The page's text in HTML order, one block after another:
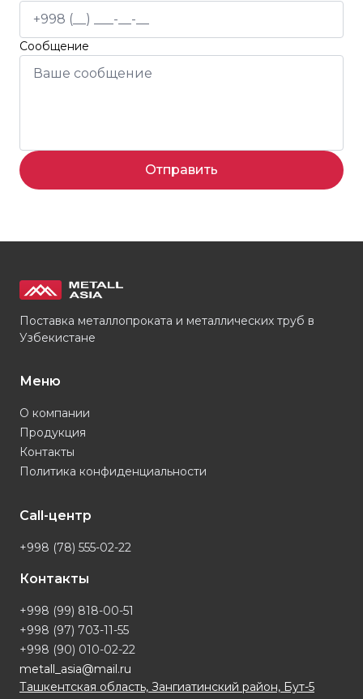
Сообщение
Отправить
Поставка металлопроката и металлических труб в
Узбекистане
Меню
О компании
Продукция
Контакты
Политика конфиденциальности
Call-центр
+998 (78) 555-02-22
Контакты
+998 (99) 818-00-51
+998 (97) 703-11-55
+998 (90) 010-02-22
metall_asia@mail.ru
Ташкентская область, Зангиатинский район, Бут-5